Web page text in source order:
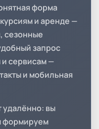
форма
и аренде —
сезонные
запрос
сервисам —
и мобильная
удалённо: вы
формируем